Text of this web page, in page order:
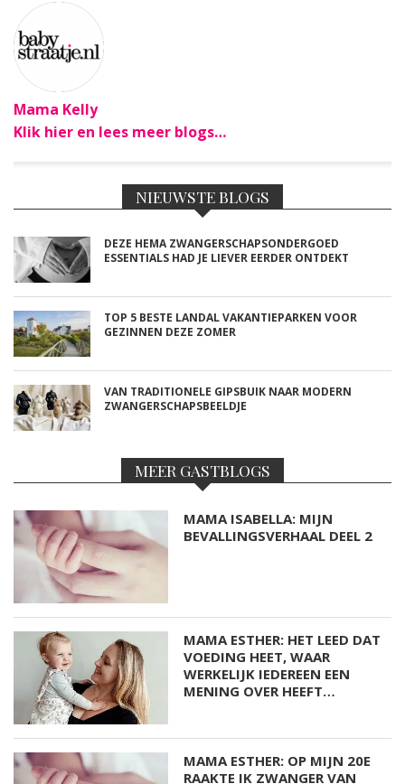
Mama Kelly
Klik hier en lees meer blogs…
NIEUWSTE BLOGS
DEZE HEMA ZWANGERSCHAPSONDERGOED
ESSENTIALS HAD JE LIEVER EERDER ONTDEKT
TOP 5 BESTE LANDAL VAKANTIEPARKEN VOOR
GEZINNEN DEZE ZOMER
VAN TRADITIONELE GIPSBUIK NAAR MODERN
ZWANGERSCHAPSBEELDJE
MEER GASTBLOGS
MAMA ISABELLA: MIJN
BEVALLINGSVERHAAL DEEL 2
MAMA ESTHER: HET LEED DAT
VOEDING HEET, WAAR
WERKELIJK IEDEREEN EEN
MENING OVER HEEFT…
MAMA ESTHER: OP MIJN 20E
RAAKTE IK ZWANGER VAN